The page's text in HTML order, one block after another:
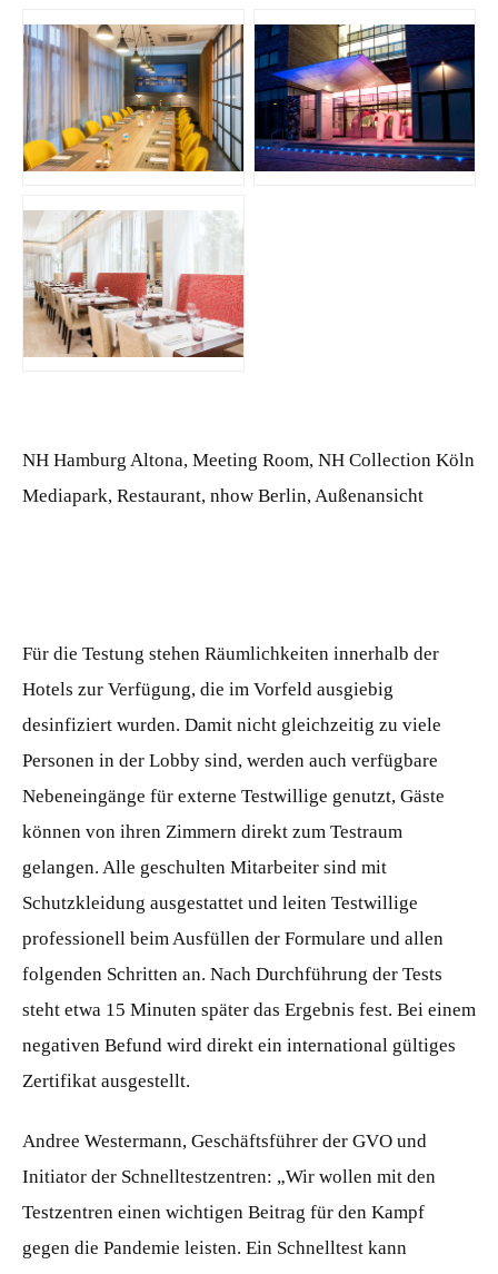
JPG JPG
JPG
NH Hamburg Altona, Meeting Room, NH Collection Köln
Mediapark, Restaurant, nhow Berlin, Außenansicht
Für die Testung stehen Räumlichkeiten innerhalb der
Hotels zur Verfügung, die im Vorfeld ausgiebig
desinfiziert wurden. Damit nicht gleichzeitig zu viele
Personen in der Lobby sind, werden auch verfügbare
Nebeneingänge für externe Testwillige genutzt, Gäste
können von ihren Zimmern direkt zum Testraum
gelangen. Alle geschulten Mitarbeiter sind mit
Schutzkleidung ausgestattet und leiten Testwillige
professionell beim Ausfüllen der Formulare und allen
folgenden Schritten an. Nach Durchführung der Tests
steht etwa 15 Minuten später das Ergebnis fest. Bei einem
negativen Befund wird direkt ein international gültiges
Zertifikat ausgestellt.
Andree Westermann, Geschäftsführer der GVO und
Initiator der Schnelltestzentren: „Wir wollen mit den
Testzentren einen wichtigen Beitrag für den Kampf
gegen die Pandemie leisten. Ein Schnelltest kann